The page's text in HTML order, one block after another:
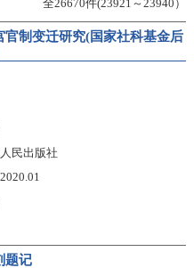
全26670件(23921～23940）
官制变迁研究(国家社科基金后
民出版社
2020.01
题记